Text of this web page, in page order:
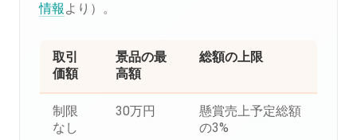
情報 より）。
取引
価額
景品の最
高額
総額の上限
制限
なし
30万円
懸賞売上予定総額
の3%